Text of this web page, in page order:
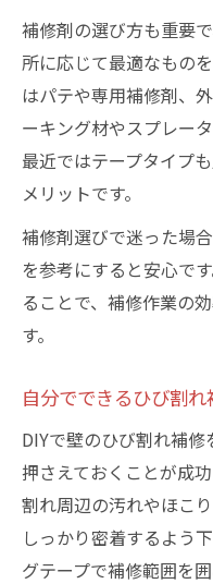
補修剤の選び方も重要
所に応じて最適なもの
はパテや専用補修剤、
ーキング材やスプレー
最近ではテープタイプ
メリットです。
補修剤選びで迷った場
を参考にすると安心で
ることで、補修作業の
す。
自分でできるひび割
DIYで壁のひび割れ補
押さえておくことが成
割れ周辺の汚れやほこ
しっかり密着するよう
グテープで補修範囲を